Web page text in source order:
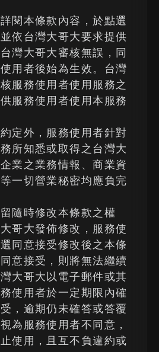
閱本條款內容，於點選
依台灣大哥大要求提供
灣大哥大審核無誤，同
用者後始為生效。台灣
服務使用者使用服務之
服務使用者使用本服務
定外，服務使用者針對
所知悉或取得之台灣大
業之業務情報、商業資
一切營業秘密均應負完
隨時修改本條款之權
哥大發佈修改，服務使
同意接受修改後之本條
意接受，則將無法繼續
大哥大以電子郵件或其
使用者於一定期限內確
，逾期仍未確答或答覆
為服務使用者不同意，
使用，且互不負違約或